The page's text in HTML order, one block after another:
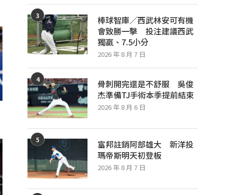
3
棒球智庫／西武林安可有機
會致勝一擊 投注建議西武
獨贏、7.5小分
2026 年 8 月 7 日
4
骨刺開完還是不舒服 吳俊
杰準備TJ手術本季提前結束
2026 年 8 月 6 日
5
富邦註銷阿部雄大 新洋投
瑪帝斯明天初登板
2026 年 8 月 7 日